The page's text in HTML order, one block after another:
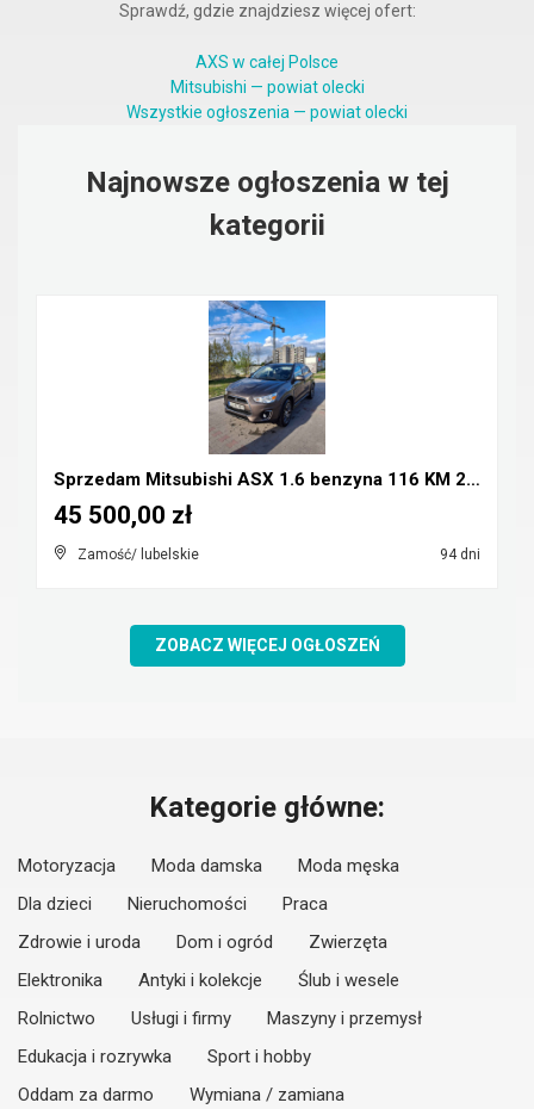
Sprawdź, gdzie znajdziesz więcej ofert:
AXS w całej Polsce
Mitsubishi — powiat olecki
Wszystkie ogłoszenia — powiat olecki
Najnowsze ogłoszenia w tej
kategorii
Sprzedam Mitsubishi ASX 1.6 benzyna 116 KM 2016r
Zamość/ lubelskie 94 dni
45 500,00 zł
ZOBACZ WIĘCEJ OGŁOSZEŃ
Kategorie główne:
Motoryzacja Moda damska
Moda męska
Dla dzieci
Nieruchomości
Praca
Zdrowie i uroda
Dom i ogród
Zwierzęta
Elektronika
Antyki i kolekcje
Ślub i wesele
Rolnictwo
Usługi i firmy
Maszyny i przemysł
Edukacja i rozrywka
Sport i hobby
Oddam za darmo
Wymiana / zamiana